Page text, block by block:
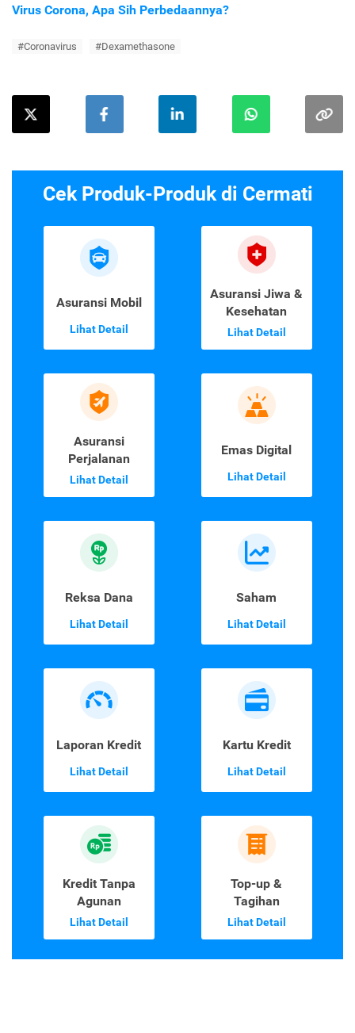
Virus Corona, Apa Sih Perbedaannya?
#Coronavirus #Dexamethasone
Cek Produk-Produk di Cermati
Asuransi Mobil
Lihat Detail
Asuransi Jiwa &
Kesehatan
Lihat Detail
Asuransi
Perjalanan
Lihat Detail
Emas Digital
Lihat Detail
Reksa Dana
Lihat Detail
Saham
Lihat Detail
Laporan Kredit
Lihat Detail
Kartu Kredit
Lihat Detail
Kredit Tanpa
Agunan
Lihat Detail
Top-up &
Tagihan
Lihat Detail